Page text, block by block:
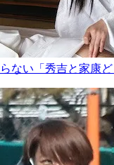
らない「秀吉と家康ど